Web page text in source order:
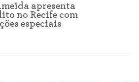
apresenta
no Recife com
especiais